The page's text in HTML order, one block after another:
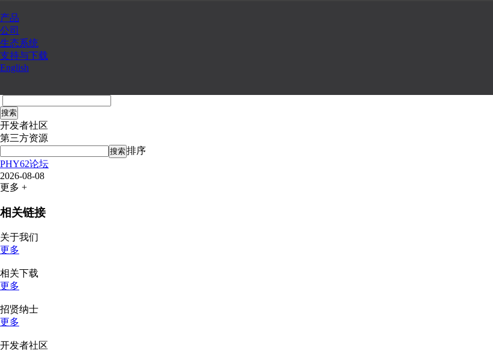
产品
公司
生态系统
支持与下载
English
搜索
开发者社区
第三方资源
搜索排序
PHY62论坛
2026-08-08
更多 +
相关链接
关于我们
更多
相关下载
更多
招贤纳士
更多
开发者社区